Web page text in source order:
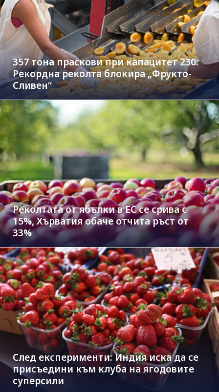
357 тона праскови при капацитет 230:
Рекордна реколта блокира „Фрукто-
Сливен“
Реколтата от ябълки в ЕС се срива с
15%, Хърватия обаче отчита ръст от
33%
След експерименти: Индия иска да се
присъедини към клубa на ягодовите
суперсили